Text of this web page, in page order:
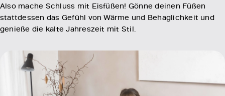
Also mache Schluss mit Eisfüßen! Gönne deinen Füßen
stattdessen das Gefühl von Wärme und Behaglichkeit und
genieße die kalte Jahreszeit mit Stil.